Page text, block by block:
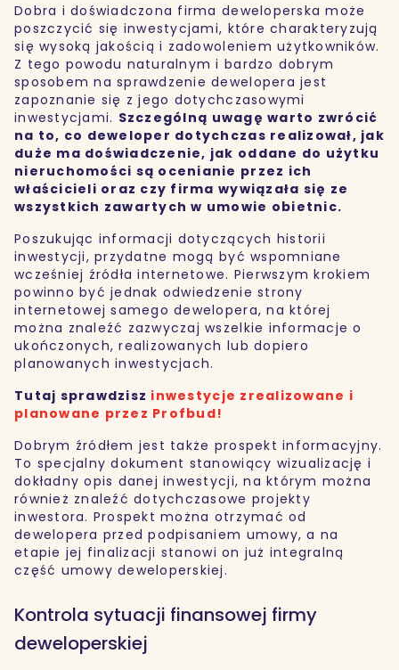
Dobra i doświadczona firma deweloperska może
poszczycić się inwestycjami, które charakteryzują
się wysoką jakością i zadowoleniem użytkowników.
Z tego powodu naturalnym i bardzo dobrym
sposobem na sprawdzenie dewelopera jest
zapoznanie się z jego dotychczasowymi
inwestycjami. Szczególną uwagę warto zwrócić
na to, co deweloper dotychczas realizował, jak
duże ma doświadczenie, jak oddane do użytku
nieruchomości są ocenianie przez ich
właścicieli oraz czy firma wywiązała się ze
wszystkich zawartych w umowie obietnic.
Poszukując informacji dotyczących historii
inwestycji, przydatne mogą być wspomniane
wcześniej źródła internetowe. Pierwszym krokiem
powinno być jednak odwiedzenie strony
internetowej samego dewelopera, na której
można znaleźć zazwyczaj wszelkie informacje o
ukończonych, realizowanych lub dopiero
planowanych inwestycjach.
Tutaj sprawdzisz inwestycje zrealizowane i
planowane przez Profbud!
Dobrym źródłem jest także prospekt informacyjny.
To specjalny dokument stanowiący wizualizację i
dokładny opis danej inwestycji, na którym można
również znaleźć dotychczasowe projekty
inwestora. Prospekt można otrzymać od
dewelopera przed podpisaniem umowy, a na
etapie jej finalizacji stanowi on już integralną
część umowy deweloperskiej.
Kontrola sytuacji finansowej firmy
deweloperskiej